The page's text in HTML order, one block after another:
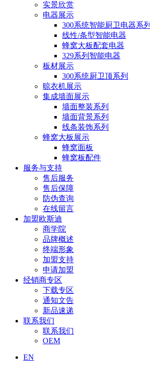
实景欣赏
电器展示
300系统智能厨卫电器系列
线性/条型智能电器
蜂窝大板配套电器
329系列智能电器
板材展示
300系统厨卫顶系列
晾衣机展示
集成墙面展示
墙面整装系列
墙面背景系列
线条装饰系列
蜂窝大板展示
蜂窝面板
蜂窝板配件
服务与支持
售后服务
售后保障
防伪查询
在线留言
加盟欧斯迪
商学院
品牌概述
终端形象
加盟支持
申请加盟
经销商专区
下载专区
通知文告
新品速递
联系我们
联系我们
OEM
EN